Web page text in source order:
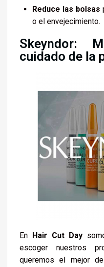
Reduce las bolsas
o el envejecimiento.
Skeyndor:
cuidado de la
En Hair Cut Day
escoger nuestros
queremos el mejor